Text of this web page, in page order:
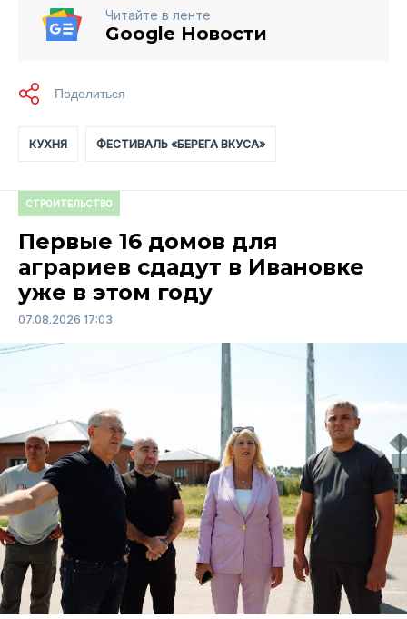
Читайте в ленте
Google Новости
КУХНЯ ФЕСТИВАЛЬ «БЕРЕГА ВКУСА»
СТРОИТЕЛЬСТВО
Первые 16 домов для
аграриев сдадут в Ивановке
уже в этом году
07.08.2026 17:03